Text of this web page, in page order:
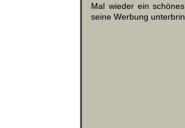
Mal wieder ein
seine Werbung